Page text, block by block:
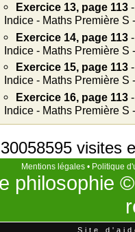
Exercice 13, page 113
Indice - Maths Première
Exercice 14, page 113
Indice - Maths Première
Exercice 15, page 113
Indice - Maths Première
Exercice 16, page 113
Indice - Maths Première
30058595 visites
Mentions légales • Politique
philosophie
Site